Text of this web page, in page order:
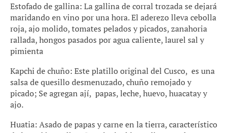
Estofado de gallina: La gallina de corral trozada se dejará
maridando en vino por una hora. El aderezo lleva cebolla
roja, ajo molido, tomates pelados y picados, zanahoria
rallada, hongos pasados por agua caliente, laurel sal y
pimienta
Kapchi de chuño: Este platillo original del Cusco, es una
salsa de quesillo desmenuzado, chuño remojado y
picado; Se agregan ají, papas, leche, huevo, huacatay y
ajo.
Huatia: Asado de papas y carne en la tierra, característico